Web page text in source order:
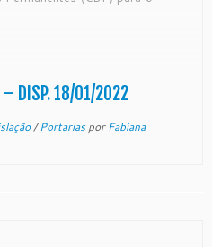
– DISP. 18/01/2022
/PortariasporFabiana